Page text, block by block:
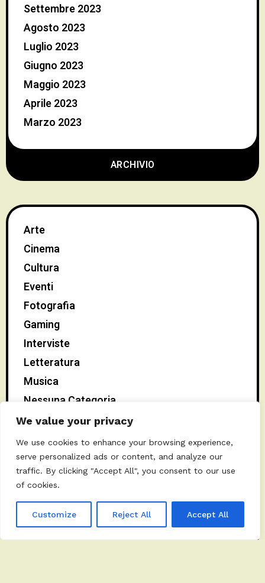
We value your privacy
We use cookies to enhance your browsing experience,
serve personalized ads or content, and analyze our
traffic. By clicking "Accept All", you consent to our use
of cookies.
Customize Reject All Accept All
ARCHIVIO
Settembre 2023
Agosto 2023
Luglio 2023
Giugno 2023
Maggio 2023
Aprile 2023
Marzo 2023
CATEGORIE
Arte
Cinema
Cultura
Eventi
Fotografia
Gaming
Interviste
Letteratura
Musica
Nessuna Categoria
News
Scienze
Spettacolo
Teatro